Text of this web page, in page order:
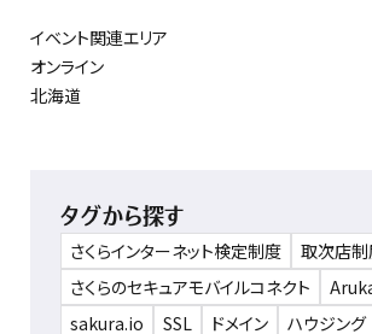
イベント関連エリア
オンライン
北海道
タグから探す
さくらインターネット検定制度 取次店
さくらのセキュアモバイルコネクト
sakura.io
SSL ドメイン ハウジング